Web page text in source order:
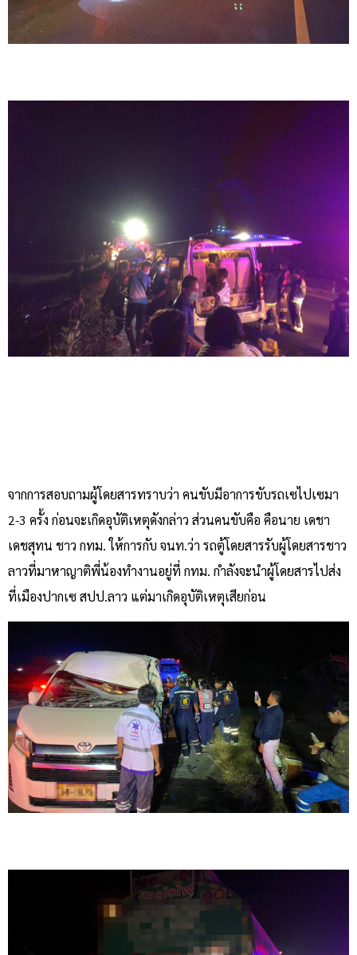
จากการสอบถามผู้โดยสารทราบว่า คนขับมีอาการขับรถเซไปเซมา
2-3 ครั้ง ก่อนจะเกิดอุบัติเหตุดังกล่าว ส่วนคนขับคือ คือนาย เดชา
เดชสุทน ชาว กทม. ให้การกับ จนท.ว่า รถตู้โดยสารรับผู้โดยสารชาว
ลาวที่มาหาญาติพี่น้องทำงานอยู่ที่ กทม. กำลังจะนำผู้โดยสารไปส่ง
ที่เมืองปากเซ สปป.ลาว แต่มาเกิดอุบัติเหตุเสียก่อน